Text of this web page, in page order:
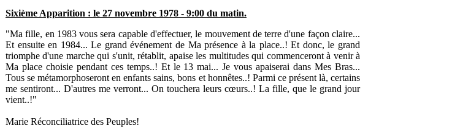
Sixième Apparition : le 27 novembre 1978 - 9:00 du matin.
"Ma fille, en 1983 vous sera capable d'effectuer, le mouvement de terre d'une façon claire...
Et ensuite en 1984... Le grand événement de Ma présence à la place..! Et donc, le grand
triomphe d'une marche qui s'unit, rétablit, apaise les multitudes qui commenceront à venir à
Ma place choisie pendant ces temps..! Et le 13 mai... Je vous apaiserai dans Mes Bras...
Tous se métamorphoseront en enfants sains, bons et honnêtes..! Parmi ce présent là, certains
me sentiront... D'autres me verront... On touchera leurs cœurs..! La fille, que le grand jour
vient..!"
Marie Réconciliatrice des Peuples!